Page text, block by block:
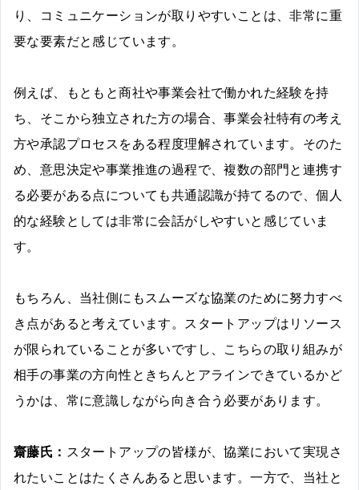
り、コミュニケーションが取りやすいことは、非常に重
要な要素だと感じています。
例えば、もともと商社や事業会社で働かれた経験を持
ち、そこから独立された方の場合、事業会社特有の考え
方や承認プロセスをある程度理解されています。そのた
め、意思決定や事業推進の過程で、複数の部門と連携す
る必要がある点についても共通認識が持てるので、個人
的な経験としては非常に会話がしやすいと感じていま
す。
もちろん、当社側にもスムーズな協業のために努力すべ
き点があると考えています。スタートアップはリソース
が限られていることが多いですし、こちらの取り組みが
相手の事業の方向性ときちんとアラインできているかど
うかは、常に意識しながら向き合う必要があります。
齋藤氏： スタートアップの皆様が、協業において実現さ
れたいことはたくさんあると思います。一方で、当社と